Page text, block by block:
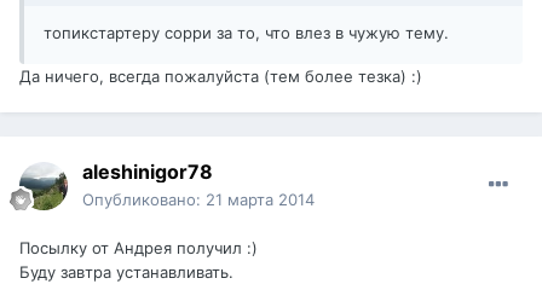
топикстартеру сорри за то, что влез в чужую тему.
Да ничего, всегда пожалуйста (тем более тезка) :)
aleshinigor78
Опубликовано: 21 марта 2014
Посылку от Андрея получил :)
Буду завтра устанавливать.